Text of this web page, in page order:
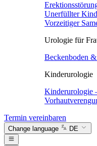
Unerfüllter
Vorzeitiger
Urologie für
Beckenboden
Kinderurologie
Kinderurologie
Termin vereinbaren
Change language DE